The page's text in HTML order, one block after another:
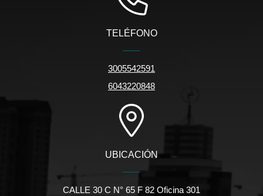
TELÉFONO
3005542591
6043220848
UBICACIÓN
CALLE 30 C N° 65 F 82 Oficina 301